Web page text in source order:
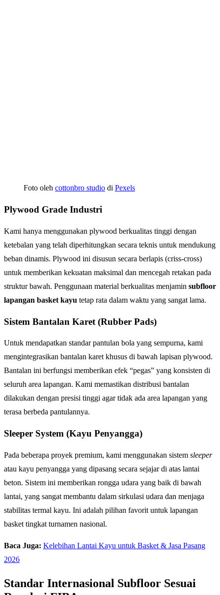
Foto oleh cottonbro studio di Pexels
Plywood Grade Industri
Kami hanya menggunakan plywood berkualitas tinggi dengan
ketebalan yang telah diperhitungkan secara teknis untuk mendukung
beban dinamis. Plywood ini disusun secara berlapis (criss-cross)
untuk memberikan kekuatan maksimal dan mencegah retakan pada
struktur bawah. Penggunaan material berkualitas menjamin subfloor
lapangan basket kayu tetap rata dalam waktu yang sangat lama.
Sistem Bantalan Karet (Rubber Pads)
Untuk mendapatkan standar pantulan bola yang sempurna, kami
mengintegrasikan bantalan karet khusus di bawah lapisan plywood.
Bantalan ini berfungsi memberikan efek “pegas” yang konsisten di
seluruh area lapangan. Kami memastikan distribusi bantalan
dilakukan dengan presisi tinggi agar tidak ada area lapangan yang
terasa berbeda pantulannya.
Sleeper System (Kayu Penyangga)
Pada beberapa proyek premium, kami menggunakan sistem sleeper
atau kayu penyangga yang dipasang secara sejajar di atas lantai
beton. Sistem ini memberikan rongga udara yang baik di bawah
lantai, yang sangat membantu dalam sirkulasi udara dan menjaga
stabilitas termal kayu. Ini adalah pilihan favorit untuk lapangan
basket tingkat turnamen nasional.
Baca Juga: Kelebihan Lantai Kayu untuk Basket & Jasa Pasang
2026
Standar Internasional Subfloor Sesuai